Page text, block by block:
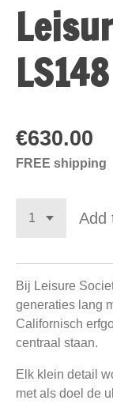
€630.00
FREE shipping
Add
Bij Leisure
generaties lang
Californisch
centraal staan.
Elk klein detail
met als doel de